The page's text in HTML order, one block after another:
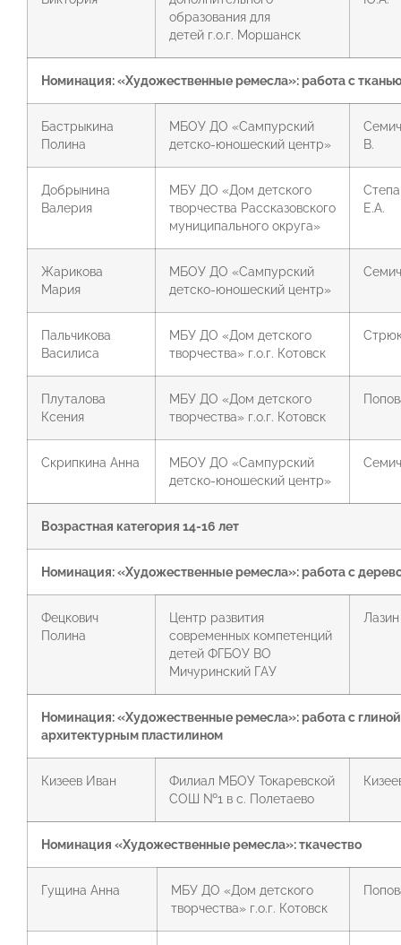
образования для
детей г.о.г. Моршанск
Номинация: «Художественные ремесла»: работа с
Бастрыкина
Полина
МБОУ ДО «Сампурский
детско-юношеский центр»
В.
Добрынина
Валерия
МБУ ДО «Дом детского
творчества Рассказовского
муниципального округа»
Е.А.
Жарикова
Мария
МБОУ ДО «Сампурский
детско-юношеский центр»
Пальчикова
Василиса
МБУ ДО «Дом детского
творчества» г.о.г. Котовск
Плуталова
Ксения
МБУ ДО «Дом детского
творчества» г.о.г. Котовск
Скрипкина Анна
МБОУ ДО «Сампурский
детско-юношеский центр»
Возрастная категория 14-16 лет
Номинация: «Художественные ремесла»: работа с
Фецкович
Полина
Центр развития
современных компетенций
детей ФГБОУ ВО
Мичуринский ГАУ
Номинация: «Художественные ремесла»: работа с
архитектурным пластилином
Кизеев Иван
Филиал МБОУ Токаревской
СОШ №1 в с. Полетаево
Номинация «Художественные ремесла»: ткачество
Гущина Анна
МБУ ДО «Дом детского
творчества» г.о.г. Котовск